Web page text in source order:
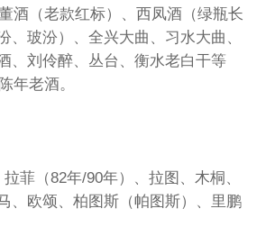
酒（老款红标）、西凤酒（绿瓶长
、玻汾）、全兴大曲、习水大曲、
、刘伶醉、丛台、衡水老白干等
年老酒。
（82年/90年）、拉图、木桐、
、欧颂、柏图斯（帕图斯）、里鹏